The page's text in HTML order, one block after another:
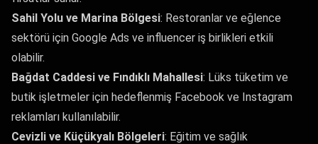
Sahil Yolu ve Marina Bölgesi: Restoranlar ve eğlence
sektörü için Google Ads ve influencer iş birlikleri etkili
olabilir.
Bağdat Caddesi ve Fındıklı Mahallesi: Lüks tüketim ve
butik işletmeler için hedeflenmiş Facebook ve Instagram
reklamları kullanılabilir.
Cevizli ve Küçükyalı Bölgeleri: Eğitim ve sağlık